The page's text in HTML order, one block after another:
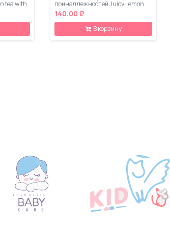
tea with
принадлежностей Juicy Lemon,
800 мл
140.00 ₽
В корзину